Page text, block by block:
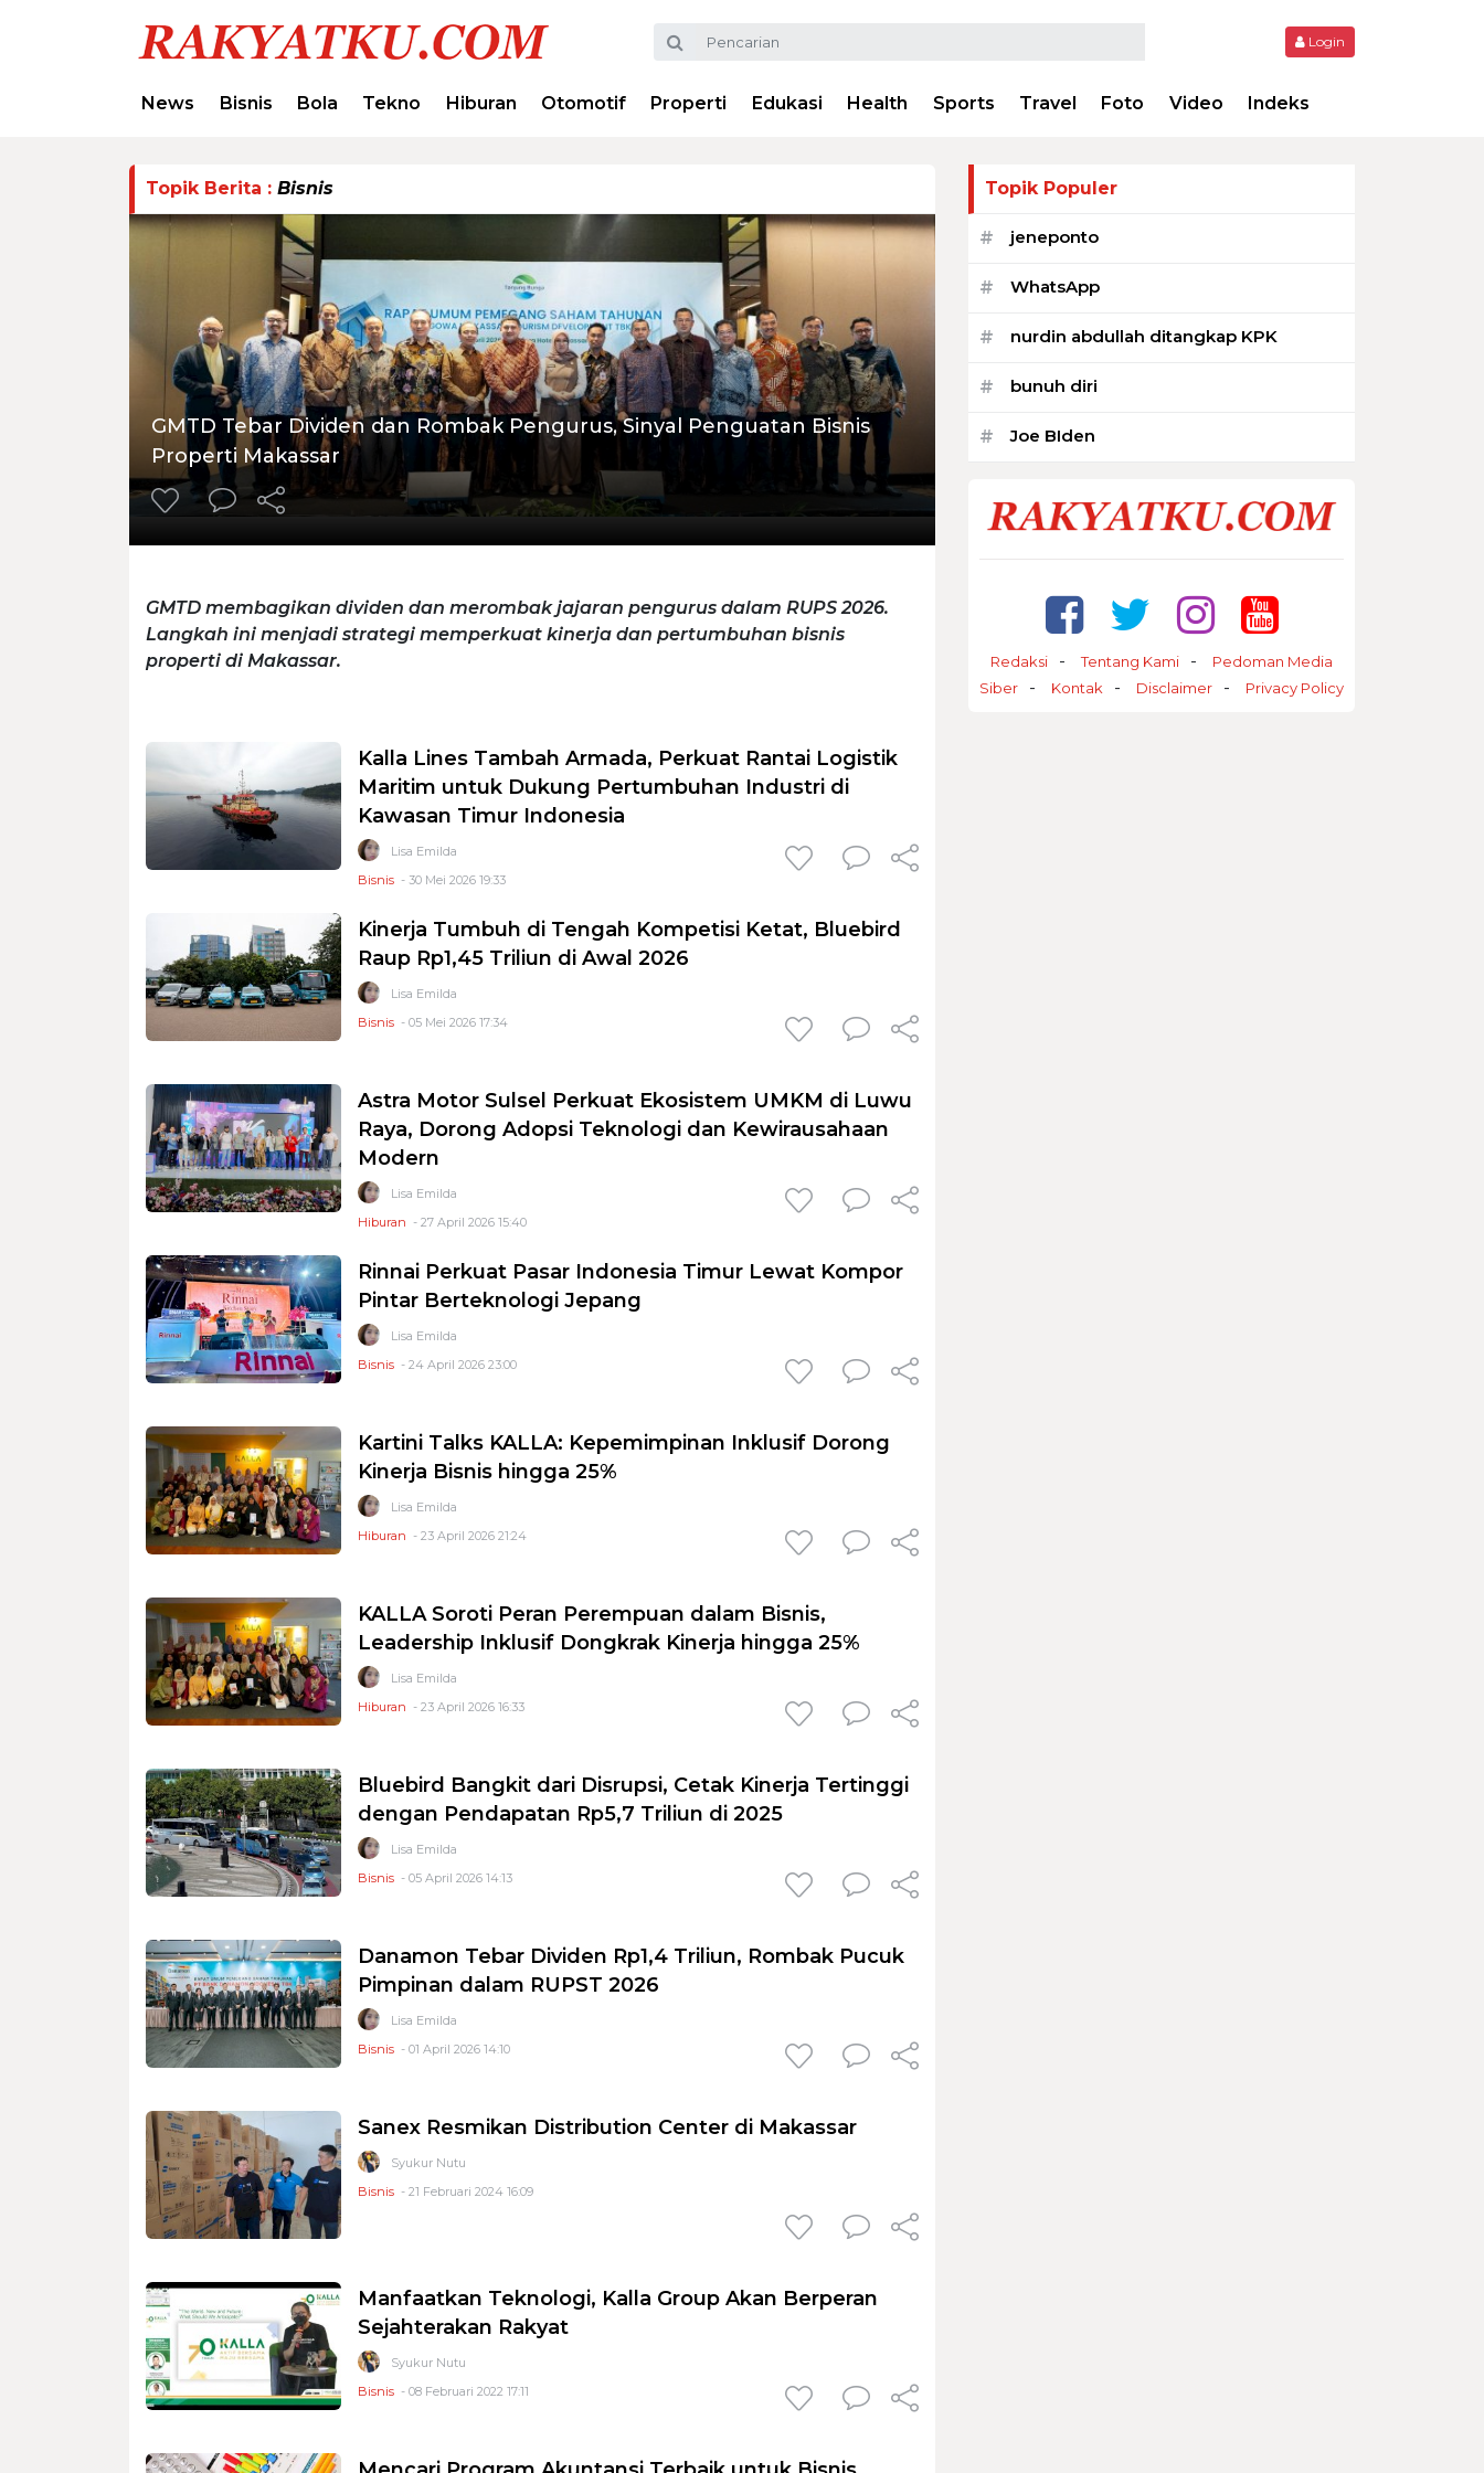
Login
News Bisnis Bola Tekno Hiburan Otomotif Properti Edukasi Health Sports Travel Foto Video Indeks
Topik Berita : Bisnis
GMTD Tebar Dividen dan Rombak Pengurus, Sinyal Penguatan Bisnis
Properti Makassar
GMTD membagikan dividen dan merombak jajaran pengurus dalam RUPS 2026.
Langkah ini menjadi strategi memperkuat kinerja dan pertumbuhan bisnis
properti di Makassar.
Kalla Lines Tambah Armada, Perkuat Rantai Logistik
Maritim untuk Dukung Pertumbuhan Industri di
Kawasan Timur Indonesia
Lisa Emilda
Bisnis - 30 Mei 2026 19:33
Kinerja Tumbuh di Tengah Kompetisi Ketat, Bluebird
Raup Rp1,45 Triliun di Awal 2026
Lisa Emilda
Bisnis - 05 Mei 2026 17:34
Astra Motor Sulsel Perkuat Ekosistem UMKM di Luwu
Raya, Dorong Adopsi Teknologi dan Kewirausahaan
Modern
Lisa Emilda
Hiburan - 27 April 2026 15:40
Rinnai Perkuat Pasar Indonesia Timur Lewat Kompor
Pintar Berteknologi Jepang
Lisa Emilda
Bisnis - 24 April 2026 23:00
Kartini Talks KALLA: Kepemimpinan Inklusif Dorong
Kinerja Bisnis hingga 25%
Lisa Emilda
Hiburan - 23 April 2026 21:24
KALLA Soroti Peran Perempuan dalam Bisnis,
Leadership Inklusif Dongkrak Kinerja hingga 25%
Lisa Emilda
Hiburan - 23 April 2026 16:33
Bluebird Bangkit dari Disrupsi, Cetak Kinerja Tertinggi
dengan Pendapatan Rp5,7 Triliun di 2025
Lisa Emilda
Bisnis - 05 April 2026 14:13
Danamon Tebar Dividen Rp1,4 Triliun, Rombak Pucuk
Pimpinan dalam RUPST 2026
Lisa Emilda
Bisnis - 01 April 2026 14:10
Sanex Resmikan Distribution Center di Makassar
Syukur Nutu
Bisnis - 21 Februari 2024 16:09
Manfaatkan Teknologi, Kalla Group Akan Berperan
Sejahterakan Rakyat
Syukur Nutu
Bisnis - 08 Februari 2022 17:11
Topik Populer
# jeneponto
# WhatsApp
# nurdin abdullah ditangkap KPK
# bunuh diri
# Joe BIden
Redaksi Tentang Kami
Pedoman Media
Siber
Kontak Disclaimer Privacy Policy